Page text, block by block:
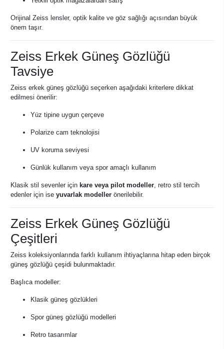
Orijinal Zeiss lensler, optik kalite ve göz sağlığı açısından büyük
önem taşır.
Zeiss Erkek Güneş Gözlüğü
Tavsiye
Zeiss erkek güneş gözlüğü seçerken aşağıdaki kriterlere dikkat
edilmesi önerilir:
Yüz tipine uygun çerçeve
Polarize cam teknolojisi
UV koruma seviyesi
Günlük kullanım veya spor amaçlı kullanım
Klasik stil sevenler için kare veya pilot modeller, retro stil tercih
edenler için ise yuvarlak modeller önerilebilir.
Zeiss Erkek Güneş Gözlüğü
Çeşitleri
Zeiss koleksiyonlarında farklı kullanım ihtiyaçlarına hitap eden birçok
güneş gözlüğü çeşidi bulunmaktadır.
Başlıca modeller:
Klasik güneş gözlükleri
Spor güneş gözlüğü modelleri
Retro tasarımlar